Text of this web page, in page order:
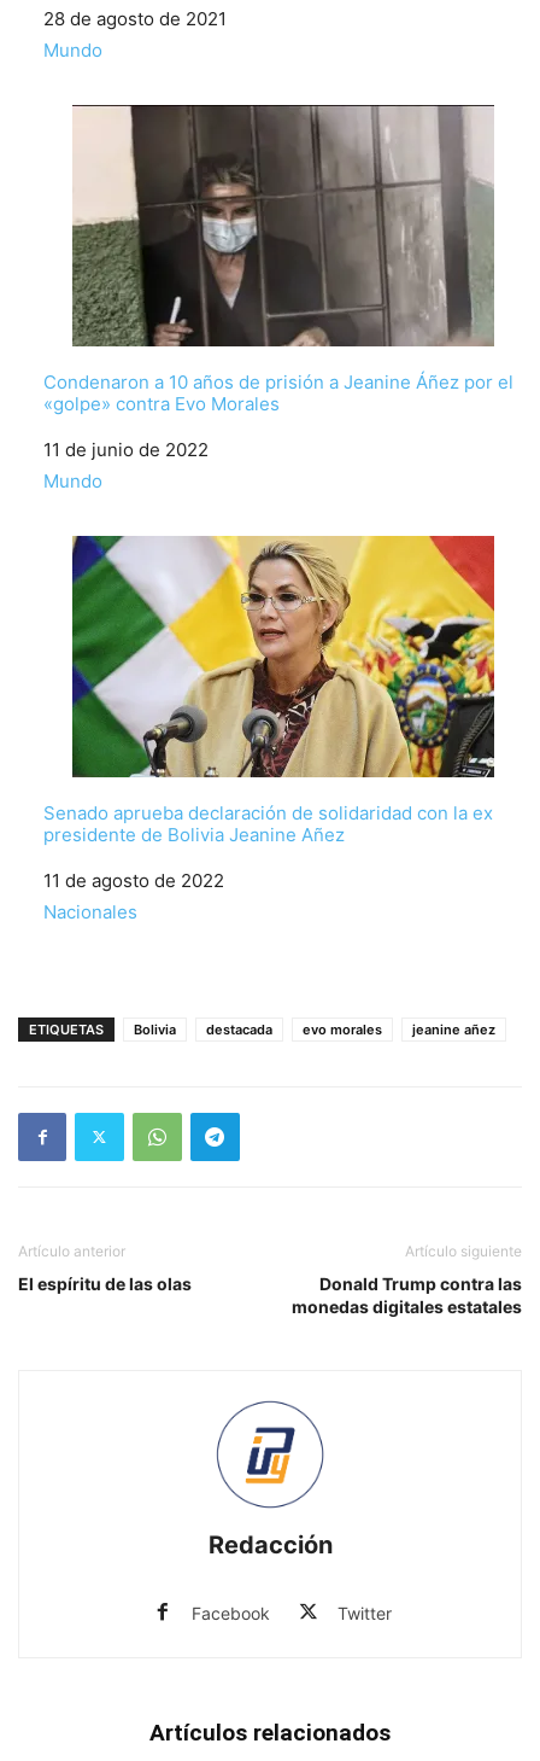
Fecha
28 de agosto de 2021
Respecto a
Mundo
Condenaron a 10 años de prisión a Jeanine Áñez por el
«golpe» contra Evo Morales
Fecha
11 de junio de 2022
Respecto a
Mundo
Senado aprueba declaración de solidaridad con la ex
presidente de Bolivia Jeanine Añez
Fecha
11 de agosto de 2022
Respecto a
Nacionales
ETIQUETAS Bolivia destacada evo morales jeanine añez
Artículo anterior
El espíritu de las olas
Artículo siguiente
Donald Trump contra las
monedas digitales estatales
Redacción
Facebook Twitter
Artículos relacionados